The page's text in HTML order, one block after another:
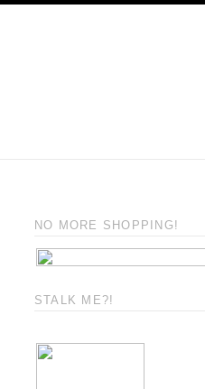
NO MORE SHOPPING!
STALK ME?!